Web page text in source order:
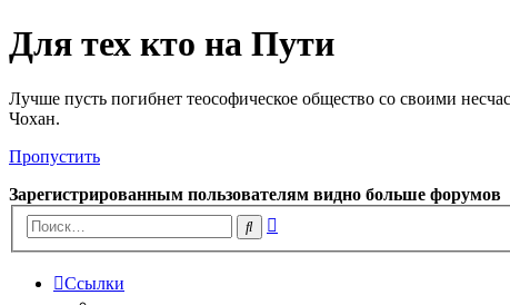
Для тех кто на Пути
Лучше пусть погибнет теософическое общество со своими
Чохан.
Пропустить
Зарегистрированным пользователям видно больше форумов
Поиск
Ссылки